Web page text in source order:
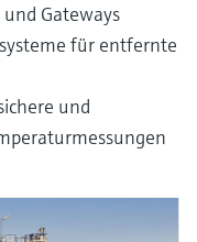
Gateways
für entfernte
und